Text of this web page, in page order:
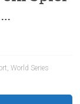
,World Series